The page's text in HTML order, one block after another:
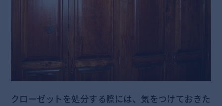
クローゼットを処分する際には、気をつけておきた